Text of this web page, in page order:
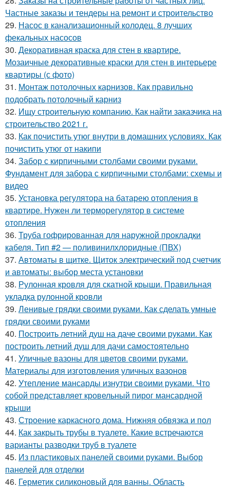
Частные заказы и тендеры на ремонт и строительство
29. Насос в канализационный колодец. 8 лучших
фекальных насосов
30. Декоративная краска для стен в квартире.
Мозаичные декоративные краски для стен в интерьере
квартиры (с фото)
31. Монтаж потолочных карнизов. Как правильно
подобрать потолочный карниз
32. Ищу строительную компанию. Как найти заказчика на
строительство 2021 г.
33. Как почистить утюг внутри в домашних условиях. Как
почистить утюг от накипи
34. Забор с кирпичными столбами своими руками.
Фундамент для забора с кирпичными столбами: схемы и
видео
35. Установка регулятора на батарею отопления в
квартире. Нужен ли терморегулятор в системе
отопления
36. Труба гофрированная для наружной прокладки
кабеля. Тип #2 — поливинилхлоридные (ПВХ)
37. Автоматы в щитке. Щиток электрический под счетчик
и автоматы: выбор места установки
38. Рулонная кровля для скатной крыши. Правильная
укладка рулонной кровли
39. Ленивые грядки своими руками. Как сделать умные
грядки своими руками
40. Построить летний душ на даче своими руками. Как
построить летний душ для дачи самостоятельно
41. Уличные вазоны для цветов своими руками.
Материалы для изготовления уличных вазонов
42. Утепление мансарды изнутри своими руками. Что
собой представляет кровельный пирог мансардной
крыши
43. Строение каркасного дома. Нижняя обвязка и пол
44. Как закрыть трубы в туалете. Какие встречаются
варианты разводки труб в туалете
45. Из пластиковых панелей своими руками. Выбор
панелей для отделки
46. Герметик силиконовый для ванны. Область